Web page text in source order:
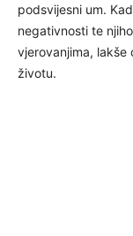
podsvijesni um.
negativnosti te
vjerovanjima, lakše
životu.